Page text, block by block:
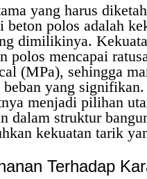
yang harus
beton polos adalah
dimilikinya.
polos mencapai
(MPa), sehingga
beban yang
menjadi pilihan
dalam struktur
kekuatan tarik
Terhadap